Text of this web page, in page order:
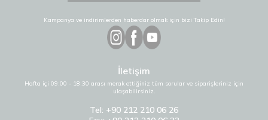
Kampanya ve indirimlerden haberdar olmak için bizi Takip Edin!
İletişim
Hafta içi 09:00 - 18:30 arası merak ettiğiniz tüm sorular ve siparişleriniz için
ulaşabilirsiniz.
Tel: +90 212 210 06 26